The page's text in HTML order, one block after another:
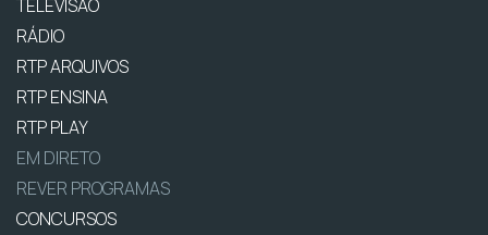
TELEVISÃO
RÁDIO
RTP ARQUIVOS
RTP ENSINA
RTP PLAY
EM DIRETO
REVER PROGRAMAS
CONCURSOS